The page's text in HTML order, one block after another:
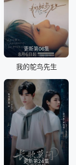
更新第06集
我的鸵鸟先生
更新第24集